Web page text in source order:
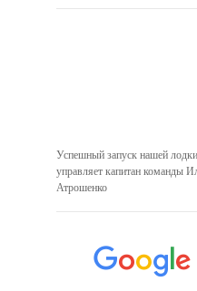
Успешный запуск нашей лодки,
управляет капитан команды
Атрошенко